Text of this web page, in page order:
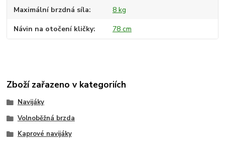
Maximální brzdná síla 8 kg
Návin na otočení kličky 78 cm
Zboží zařazeno v kategoriích
Navijáky
Volnoběžná brzda
Kaprové navijáky